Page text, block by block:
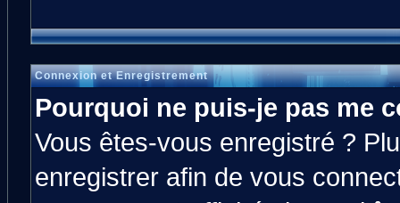
Connexion et Enregistrement
Pourquoi ne puis-je pas me
Vous êtes-vous enregistré ?
enregistrer afin de vous